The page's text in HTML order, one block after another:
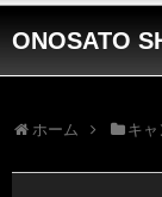
ONOSATO
ホーム キ